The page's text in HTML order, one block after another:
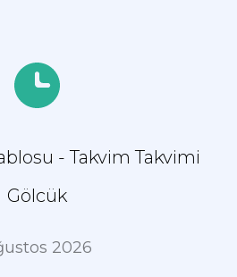
- Takvim Takvimi
Gölcük
2026